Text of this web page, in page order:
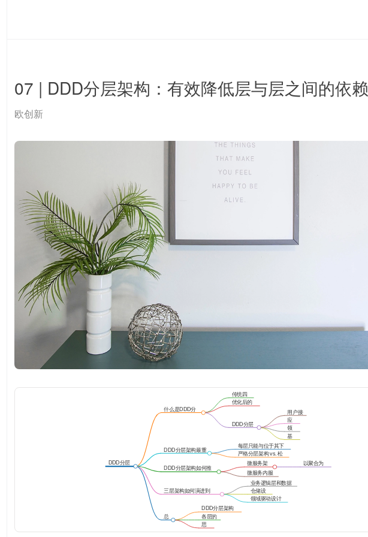
07 | DDD分层架构：有效降低层与层之间的依赖
欧创新
以聚合为
基
层
领
域
层
应
用
层
用户接
口层
思
考
各层的
职能
DDD分层架构
的重要性
领域驱动设计
仓储设
计模式
业务逻辑层和数据
访问层的变化
微服务内服
务的演进
微服务架
构的演进
严格分层架构 vs. 松
散分层架构
每层只能与位于其下
方的层发生耦合
DDD分层
优化后的
传统四
层架构
总
三层架构如何演进到
DDD分层架构如何推
DDD分层架构最重
什么是DDD分
DDD分层